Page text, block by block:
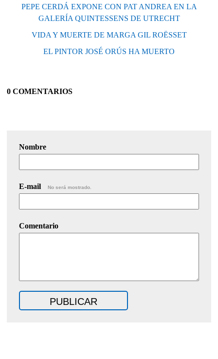
PEPE CERDÁ EXPONE CON PAT ANDREA EN LA
GALERÍA QUINTESSENS DE UTRECHT
VIDA Y MUERTE DE MARGA GIL ROËSSET
EL PINTOR JOSÉ ORÚS HA MUERTO
0 COMENTARIOS
Nombre
E-mail No será mostrado.
Comentario